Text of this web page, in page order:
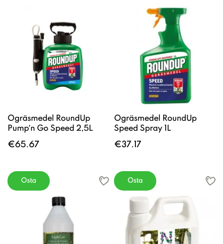
Ogräsmedel RoundUp
Pump´n Go Speed 2,5L
€65.67
Osta
Ogräsmedel RoundUp
Speed Spray 1L
€37.17
Osta